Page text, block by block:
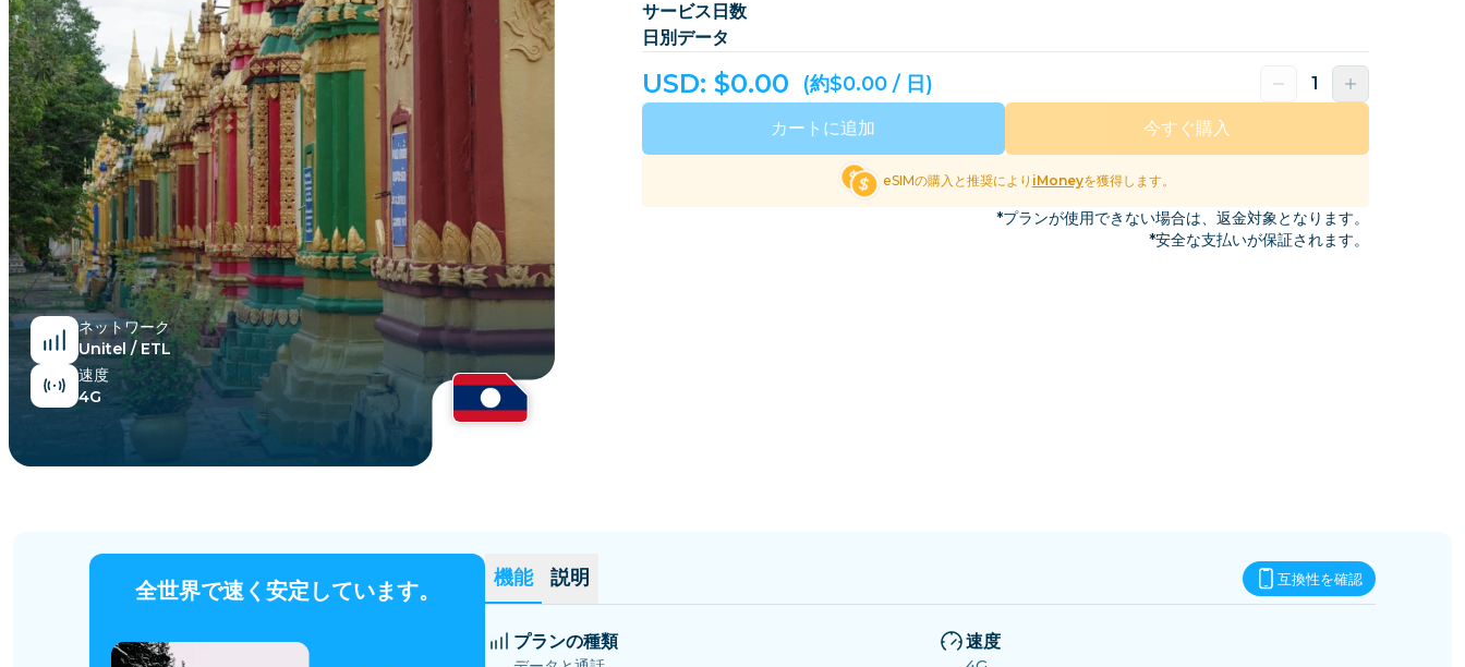
チャド
콩고 공화국 コスタリカ コートジボワール キプロス
チェコ共和国 ドミニカ ドミニカ共和国
エジプト エストニア
全ての目的地を見る
ネットワーク
Unitel / ETL
速度
4G
サービス日数
日別データ
USD: $0.00 (約$0.00 / 日)
カートに追加 今すぐ購入
eSIMの購入と推奨により iMoneyを獲得します。
*プランが使用できない場合は、返金対象となります。
*安全な支払いが保証されます。
全世界で速く安定しています。 機能 説明 互換性を確認
プランの種類 速度